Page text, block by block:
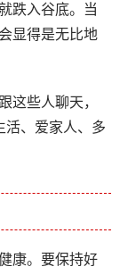
跌入谷底。当
显得是无比地
这些人聊天，
活、爱家人、多
康。要保持好